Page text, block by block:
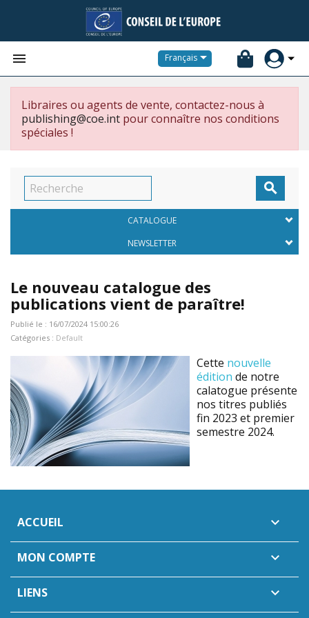
 Français
Libraires ou agents de vente, contactez-nous à
publishing@coe.int pour connaître nos conditions
spéciales !

CATALOGUE
NEWSLETTER
Le nouveau catalogue des
publications vient de paraître!
Publié le : 16/07/2024 15:00:26
Catégories : Default
Cette nouvelle
édition de notre
calatogue présente
nos titres publiés
fin 2023 et premier
semestre 2024.
ACCUEIL 
MON COMPTE 
LIENS 